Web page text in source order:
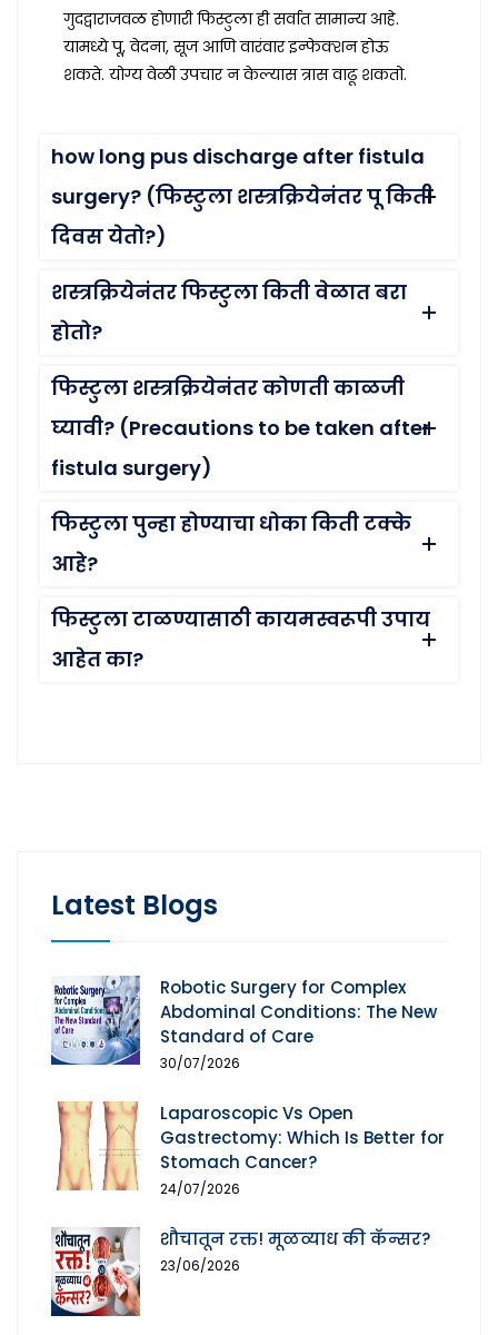
गुदद्वाराजवळ होणारी फिस्टुला ही सर्वात सामान्य आहे.
यामध्ये पू, वेदना, सूज आणि वारंवार इन्फेक्शन होऊ
शकते. योग्य वेळी उपचार न केल्यास त्रास वाढू शकतो.
how long pus discharge after fistula
surgery? (फिस्टुला शस्त्रक्रियेनंतर पू किती
दिवस येतो?)
शस्त्रक्रियेनंतर फिस्टुला किती वेळात बरा
होतो?
फिस्टुला शस्त्रक्रियेनंतर कोणती काळजी
घ्यावी? (Precautions to be taken after
fistula surgery)
फिस्टुला पुन्हा होण्याचा धोका किती टक्के
आहे?
फिस्टुला टाळण्यासाठी कायमस्वरूपी उपाय
आहेत का?
Latest Blogs
Robotic Surgery for Complex
Abdominal Conditions: The New
Standard of Care
30/07/2026
Laparoscopic Vs Open
Gastrectomy: Which Is Better for
Stomach Cancer?
24/07/2026
शौचातून रक्त! मूळव्याध की कॅन्सर?
23/06/2026